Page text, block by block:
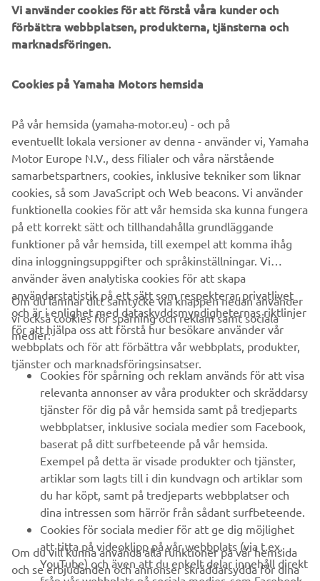
©Yamaha Motor Europe N.V. / Yamaha Motor Co., Ltd.
aldrig användas för kommersiella eller icke-kommersiella
ändamål utan uttryckligt skriftligt medgivande från
Yamaha Motor Europe N.V. och/eller Yamaha Motor Co.,
Ltd.
Kör alltid på ett säkert sätt och följ gällande trafikregler
och lagar.
FÖRETAG
B2B
UTFORSKA YAMAHA
FAQ & SUPPORT
NYHETSBREV
Bli först att ta del av de senaste erbjudandena, evenemangen,
nyheterna och mycket mer
Vi använder cookies för att förstå våra kunder och
förbättra webbplatsen, produkterna, tjänsterna och
marknadsföringen.
Cookies på Yamaha Motors hemsida
På vår hemsida (yamaha-motor.eu) - och på
eventuellt lokala versioner av denna - använder vi, Yamaha
Motor Europe N.V., dess filialer och våra närstående
samarbetspartners, cookies, inklusive tekniker som liknar
cookies, så som JavaScript och Web beacons. Vi använder
funktionella cookies för att vår hemsida ska kunna fungera
på ett korrekt sätt och tillhandahålla grundläggande
funktioner på vår hemsida, till exempel att komma ihåg
dina inloggningsuppgifter och språkinställningar. Vi
använder även analytiska cookies för att skapa
användarstatistik på ett sätt som respekterar privatlivet
och är i enlighet med dataskyddsmyndigheternas riktlinjer
för att hjälpa oss att förstå hur besökare använder vår
webbplats och för att förbättra vår webbplats, produkter,
tjänster och marknadsföringsinsatser.
Om du lämnar ditt samtycke via knappen nedan använder
vi också cookies för spårning och reklam samt sociala
medier:
Cookies för spårning och reklam används för att visa
relevanta annonser av våra produkter och skräddarsy
tjänster för dig på vår hemsida samt på tredjeparts
webbplatser, inklusive sociala medier som Facebook,
baserat på ditt surfbeteende på vår hemsida.
Exempel på detta är visade produkter och tjänster,
artiklar som lagts till i din kundvagn och artiklar som
du har köpt, samt på tredjeparts webbplatser och
dina intressen som härrör från sådant surfbeteende.
Cookies för sociala medier för att ge dig möjlighet
att titta på videoklipp på vår webbplats (via t.ex.
YouTube) och även att du enkelt delar innehåll direkt
Om du vill kunna använda alla funktioner på vår hemsida
och se erbjudanden och annonser skräddarsydda för dina